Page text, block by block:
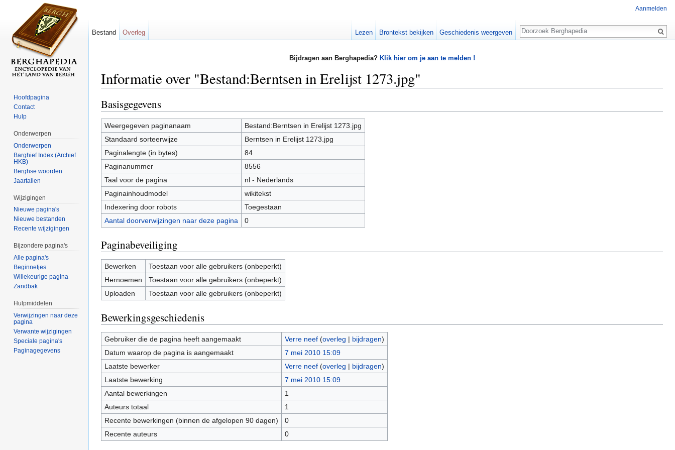
Bijdragen aan Berghapedia? Klik hier om je aan te melden !
Informatie over "Bestand:Berntsen in Erelijst 1273.jpg"
Basisgegevens
Weergegeven paginanaam
Bestand:Berntsen in Erelijst 1273.jpg
Standaard sorteerwijze
Berntsen in Erelijst 1273.jpg
Paginalengte (in bytes)
84
Paginanummer
8556
Taal voor de pagina
nl - Nederlands
Paginainhoudmodel
wikitekst
Indexering door robots
Toegestaan
Aantal doorverwijzingen naar deze pagina
0
Paginabeveiliging
Bewerken
Toestaan voor alle gebruikers (onbeperkt)
Hernoemen
Toestaan voor alle gebruikers (onbeperkt)
Uploaden
Toestaan voor alle gebruikers (onbeperkt)
Bewerkingsgeschiedenis
Gebruiker die de pagina heeft aangemaakt Verre neef (overleg | bijdragen)
Datum waarop de pagina is aangemaakt
7 mei 2010 15:09
Laatste bewerker
Verre neef (overleg | bijdragen)
Laatste bewerking
7 mei 2010 15:09
Aantal bewerkingen
1
Auteurs totaal
1
Recente bewerkingen (binnen de afgelopen 90 dagen)
0
Recente auteurs
0
Aanmelden
Bestand Overleg Lezen Brontekst bekijken Geschiedenis weergeven
Zoeken
Hoofdpagina
Contact
Hulp
Onderwerpen
Onderwerpen
Barghief Index (Archief
HKB)
Berghse woorden
Jaartallen
Wijzigingen
Nieuwe pagina's
Nieuwe bestanden
Recente wijzigingen
Bijzondere pagina's
Alle pagina's
Beginnetjes
Willekeurige pagina
Zandbak
Hulpmiddelen
Verwijzingen naar deze
pagina
Verwante wijzigingen
Speciale pagina's
Paginagegevens